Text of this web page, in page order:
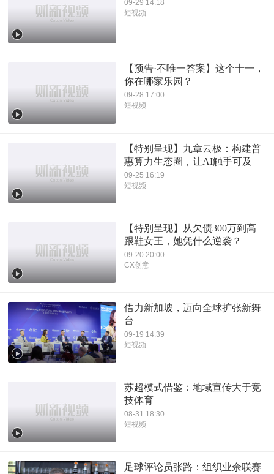
09-29 14:18
短视频
【预告·不唯一答案】这个十一，
你在哪家乐园？
09-28 17:00
短视频
【特别呈现】九章云极：构建普
惠算力生态圈，让AI触手可及
09-25 16:19
短视频
【特别呈现】从欠债300万到高
跟鞋女王，她凭什么逆袭？
09-20 20:00
CX创意
借力新加坡，迈向全球扩张新舞
台
09-19 14:39
短视频
苏超模式借鉴：地域宣传大于竞
技体育
08-31 18:30
短视频
足球评论员张路：组织业余联赛